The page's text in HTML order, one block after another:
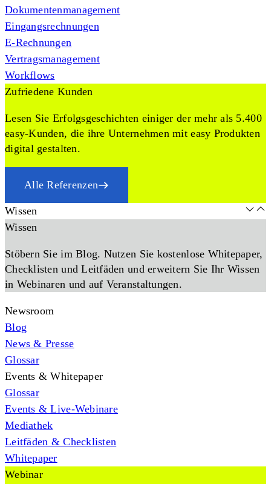
Dokumentenmanagement
Eingangsrechnungen
E-Rechnungen
Vertragsmanagement
Workflows
Zufriedene Kunden
Lesen Sie Erfolgsgeschichten einiger der mehr als 5.400
easy-Kunden, die ihre Unternehmen mit easy Produkten
digital gestalten.
Alle Referenzen
Wissen
Wissen
Stöbern Sie im Blog. Nutzen Sie kostenlose Whitepaper,
Checklisten und Leitfäden und erweitern Sie Ihr Wissen
in Webinaren und auf Veranstaltungen.
Newsroom
Blog
News & Presse
Glossar
Events & Whitepaper
Glossar
Events & Live-Webinare
Mediathek
Leitfäden & Checklisten
Whitepaper
Webinar